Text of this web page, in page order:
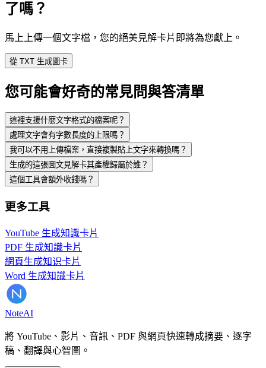
了嗎？
馬上上傳一個文字檔，您的絕美見解卡片即將為您獻上。
從 TXT 生成圖卡
您可能會好奇的常見問與答清單
這裡支援什麼文字格式的檔案呢？
處理文字會有字數長度的上限嗎？
我可以不用上傳檔案，直接複製貼上文字來轉換嗎？
生成的這張圖文見解卡其產權歸屬於誰？
這個工具會額外收錢嗎？
更多工具
YouTube 生成知識卡片
PDF 生成知識卡片
網頁生成知识卡片
Word 生成知識卡片
NoteAI
將 YouTube、影片、音訊、PDF 與網頁快速轉成摘要、逐字
稿、翻譯與心智圖。